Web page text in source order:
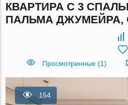
КВАРТИРА С 3
ПАЛЬМА ДЖУМЕЙРА,
Просмотренные (1)
154